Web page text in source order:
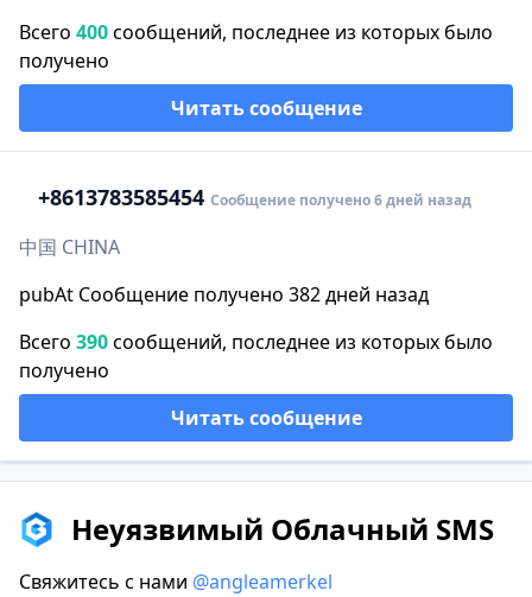
Всего 400сообщений, последнее из которых было
получено
Читать сообщение
+8613783585454 Сообщение получено 6 дней назад
中国 CHINA
pubAt Сообщение получено 382 дней назад
Всего 390сообщений, последнее из которых было
получено
Читать сообщение
Неуязвимый Облачный SMS
Свяжитесь с нами @angleamerkel